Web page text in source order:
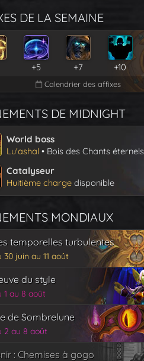
DE LA SEMAINE
+5 +7 +10
Calendrier des affixes
DE MIDNIGHT
World boss
Lu'ashal • Bois des Chants éternels
Catalyseur
Huitième charge disponible
MONDIAUX
temporelles turbulentes
30 juin au 11 août
du style
1 au 8 août
de Sombrelune
2 au 8 août
: Chemises à gogo